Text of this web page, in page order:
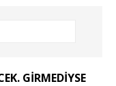
GIRMEDIYSE